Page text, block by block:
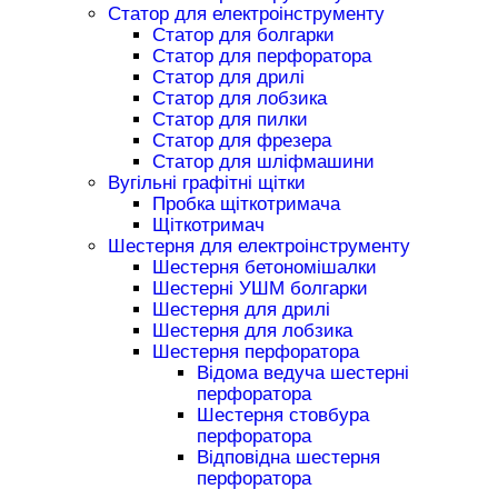
Статор для електроінструменту
Статор для болгарки
Статор для перфоратора
Статор для дрилі
Статор для лобзика
Статор для пилки
Статор для фрезера
Статор для шліфмашини
Вугільні графітні щітки
Пробка щіткотримача
Щіткотримач
Шестерня для електроінструменту
Шестерня бетономішалки
Шестерні УШМ болгарки
Шестерня для дрилі
Шестерня для лобзика
Шестерня перфоратора
Відома ведуча шестерні
перфоратора
Шестерня стовбура
перфоратора
Відповідна шестерня
перфоратора